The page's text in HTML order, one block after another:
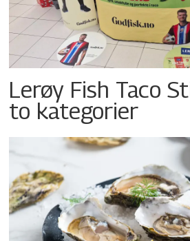
Lerøy Fish Taco
to kategorier